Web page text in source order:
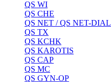
QS WI
QS CHE
QS NET / QS NET-DIAL
QS TX
QS KCHK
QS KAROTIS
QS CAP
QS MC
QS GYN-OP